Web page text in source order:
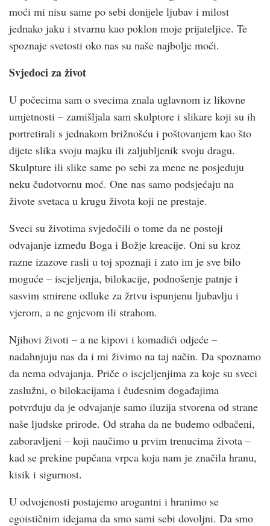
moći mi nisu same po sebi donijele ljubav i milost
jednako jaku i stvarnu kao poklon moje prijateljice. Te
spoznaje svetosti oko nas su naše najbolje moći.
Svjedoci za život
U počecima sam o svecima znala uglavnom iz likovne
umjetnosti – zamišljala sam skulptore i slikare koji su ih
portretirali s jednakom brižnošću i poštovanjem kao što
dijete slika svoju majku ili zaljubljenik svoju dragu.
Skulpture ili slike same po sebi za mene ne posjeduju
neku čudotvornu moć. One nas samo podsjećaju na
živote svetaca u krugu života koji ne prestaje.
Sveci su životima svjedočili o tome da ne postoji
odvajanje između Boga i Božje kreacije. Oni su kroz
razne izazove rasli u toj spoznaji i zato im je sve bilo
moguće – iscjeljenja, bilokacije, podnošenje patnje i
sasvim smirene odluke za žrtvu ispunjenu ljubavlju i
vjerom, a ne gnjevom ili strahom.
Njihovi životi – a ne kipovi i komadići odjeće –
nadahnjuju nas da i mi živimo na taj način. Da spoznamo
da nema odvajanja. Priče o iscjeljenjima za koje su sveci
zaslužni, o bilokacijama i čudesnim događajima
potvrđuju da je odvajanje samo iluzija stvorena od strane
naše ljudske prirode. Od straha da ne budemo odbačeni,
zaboravljeni – koji naučimo u prvim trenucima života –
kad se prekine pupčana vrpca koja nam je značila hranu,
kisik i sigurnost.
U odvojenosti postajemo arogantni i hranimo se
egoističnim idejama da smo sami sebi dovoljni. Da smo